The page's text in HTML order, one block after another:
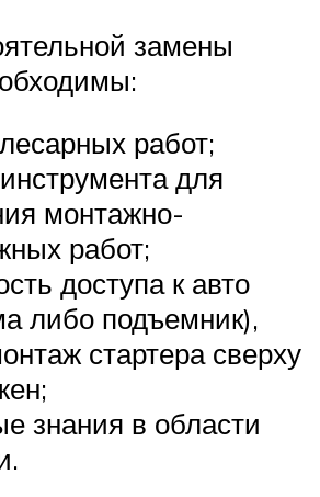
замены
работ;
для
монтажно-
работ;
доступа к авто
либо подъемник),
стартера сверху
знания в области